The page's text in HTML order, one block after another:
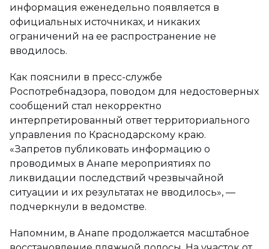
информация еженедельно появляется в
официальных источниках, и никаких
ограничений на ее распространение не
вводилось.
Как пояснили в пресс-службе
Роспотребнадзора, поводом для недостоверных
сообщений стал некорректно
интерпретированный ответ территориального
управления по Краснодарскому краю.
«Запретов публиковать информацию о
проводимых в Анапе мероприятиях по
ликвидации последствий чрезвычайной
ситуации и их результатах не вводилось», —
подчеркнули в ведомстве.
Напомним, в Анапе продолжается масштабное